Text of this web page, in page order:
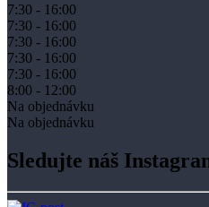
7:30 - 16:00
7:30 - 16:00
7:30 - 16:00
7:30 - 16:00
7:30 - 16:00
8:00 - 12:00
Na objednávku
Na objednávku
Sledujte náš